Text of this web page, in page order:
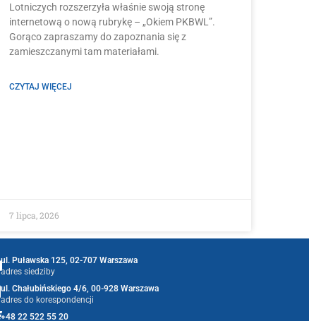
Lotniczych rozszerzyła właśnie swoją stronę
internetową o nową rubrykę – „Okiem PKBWL”.
Gorąco zapraszamy do zapoznania się z
zamieszczanymi tam materiałami.
CZYTAJ WIĘCEJ
7 lipca, 2026
ul. Puławska 125, 02-707 Warszawa
adres siedziby
ul. Chałubińskiego 4/6, 00-928 Warszawa
adres do korespondencji
+48 22 522 55 20